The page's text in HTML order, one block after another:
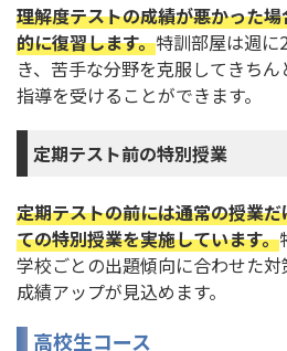
理解度テストの成績が悪かった
的に復習します。特訓部屋は週に
き、苦手な分野を克服してきち
指導を受けることができます。
定期テスト前の特別授業
定期テストの前には通常の授業
ての特別授業を実施しています。
学校ごとの出題傾向に合わせた
成績アップが見込めます。
高校生コース